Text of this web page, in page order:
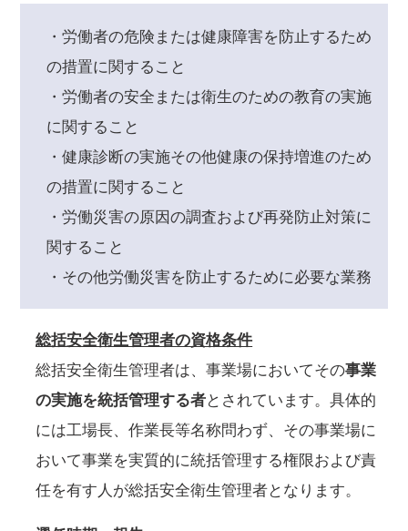
・労働者の危険または健康障害を防止するため
の措置に関すること
・労働者の安全または衛生のための教育の実施
に関すること
・健康診断の実施その他健康の保持増進のため
の措置に関すること
・労働災害の原因の調査および再発防止対策に
関すること
・その他労働災害を防止するために必要な業務
総括安全衛生管理者の資格条件
総括安全衛生管理者は、事業場においてその事業
の実施を統括管理する者とされています。具体的
には工場長、作業長等名称問わず、その事業場に
おいて事業を実質的に統括管理する権限および責
任を有す人が総括安全衛生管理者となります。